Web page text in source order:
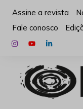
para
conteúdo
Assine a revista
Fale conosco